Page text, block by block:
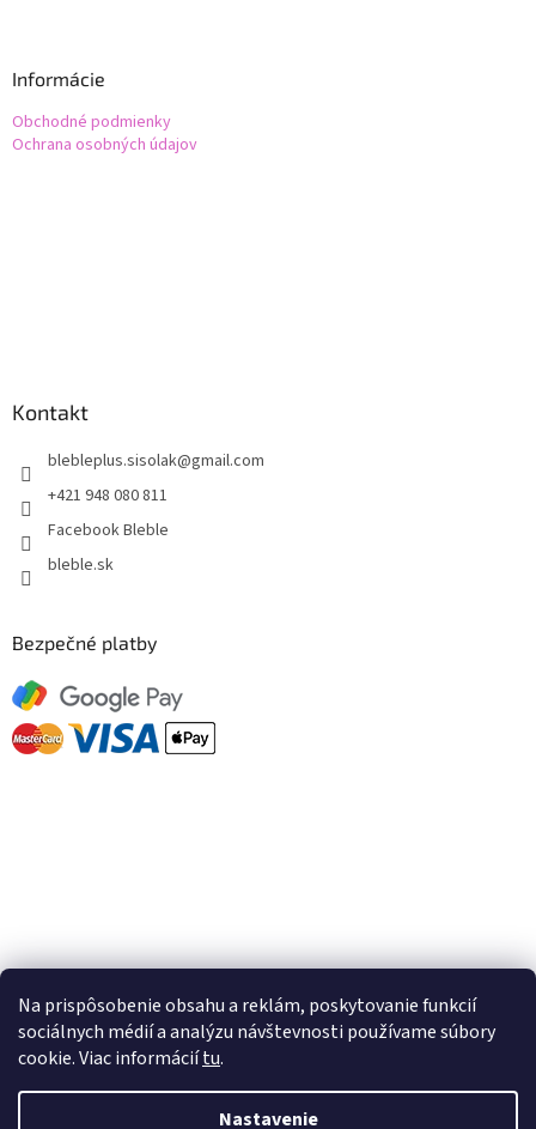
Na prispôsobenie obsahu a reklám, poskytovanie funkcií
sociálnych médií a analýzu návštevnosti používame súbory
cookie. Viac informáciítu.
Nastavenie
Informácie
Obchodné podmienky
Ochrana osobných údajov
Kontakt
blebleplus.sisolak@gmail.com
+421 948 080 811
Facebook Bleble
bleble.sk
Bezpečné platby
Facebook